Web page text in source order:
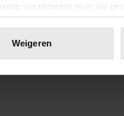
verzamelen over uw
identificeren door
op elk moment wijzigen of
cookies om content en
te analyseren. Ook
en analyse. Deze
Weigeren